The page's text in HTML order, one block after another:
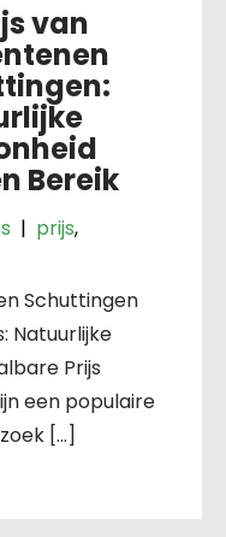
van
Bereik
| prijs,
Schuttingen
Natuurlijke
Prijs
een populaire
[…]